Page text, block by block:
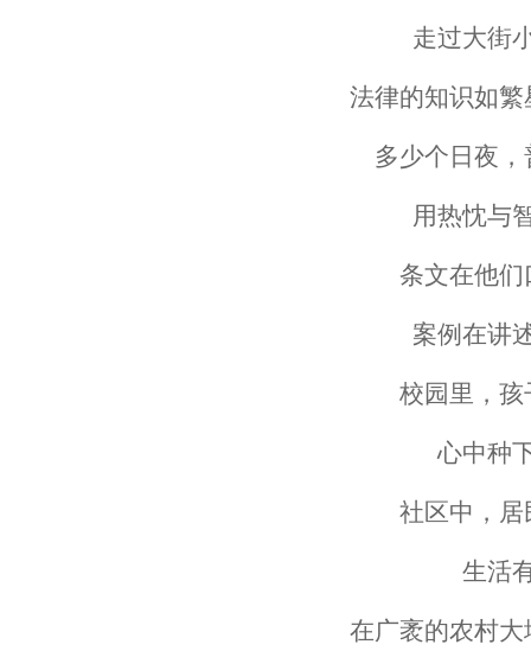
走过大街
法律的知识如
多少个日夜
用热忱与
条文在他
案例在讲
校园里，
心中种
社区中，
生活
在广袤的农村